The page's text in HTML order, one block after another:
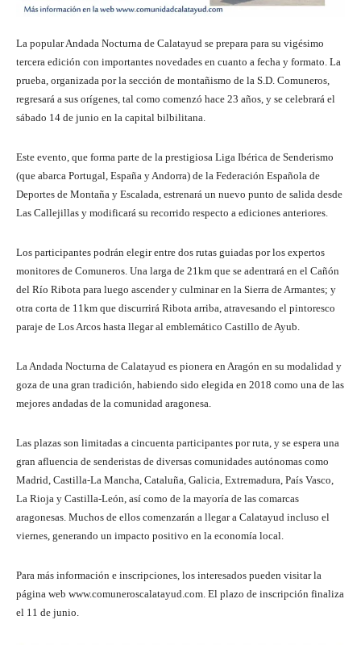
La popular Andada Nocturna de Calatayud se prepara para su vigésimo
tercera edición con importantes novedades en cuanto a fecha y formato. La
prueba, organizada por la sección de montañismo de la S.D. Comuneros,
regresará a sus orígenes, tal como comenzó hace 23 años, y se celebrará el
sábado 14 de junio en la capital bilbilitana.
Este evento, que forma parte de la prestigiosa Liga Ibérica de Senderismo
(que abarca Portugal, España y Andorra) de la Federación Española de
Deportes de Montaña y Escalada, estrenará un nuevo punto de salida desde
Las Callejillas y modificará su recorrido respecto a ediciones anteriores.
Los participantes podrán elegir entre dos rutas guiadas por los expertos
monitores de Comuneros. Una larga de 21km que se adentrará en el Cañón
del Río Ribota para luego ascender y culminar en la Sierra de Armantes; y
otra corta de 11km que discurrirá Ribota arriba, atravesando el pintoresco
paraje de Los Arcos hasta llegar al emblemático Castillo de Ayub.
La Andada Nocturna de Calatayud es pionera en Aragón en su modalidad y
goza de una gran tradición, habiendo sido elegida en 2018 como una de las
mejores andadas de la comunidad aragonesa.
Las plazas son limitadas a cincuenta participantes por ruta, y se espera una
gran afluencia de senderistas de diversas comunidades autónomas como
Madrid, Castilla-La Mancha, Cataluña, Galicia, Extremadura, País Vasco,
La Rioja y Castilla-León, así como de la mayoría de las comarcas
aragonesas. Muchos de ellos comenzarán a llegar a Calatayud incluso el
viernes, generando un impacto positivo en la economía local.
Para más información e inscripciones, los interesados pueden visitar la
página web www.comuneroscalatayud.com. El plazo de inscripción finaliza
el 11 de junio.